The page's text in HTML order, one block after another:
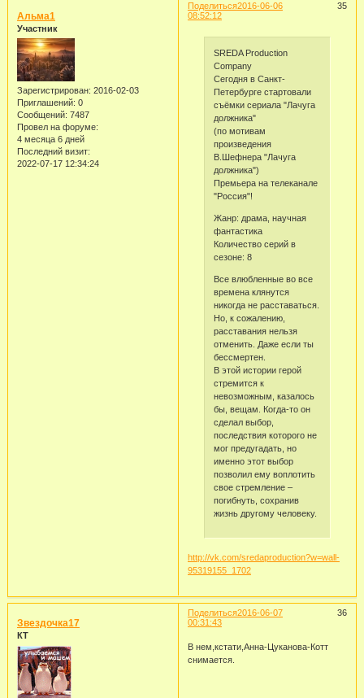
Поделиться 35
2016-06-06
08:52:12
Альма1
Участник
Зарегистрирован: 2016-02-03
Приглашений: 0
Сообщений: 7487
Провел на форуме:
4 месяца 6 дней
Последний визит:
2022-07-17 12:34:24
SREDA Production
Company
Сегодня в Санкт-
Петербурге стартовали
съёмки сериала "Лачуга
должника"
(по мотивам
произведения
В.Шефнера "Лачуга
должника")
Премьера на телеканале
"Россия"!
Жанр: драма, научная
фантастика
Количество серий в
сезоне: 8
Все влюбленные во все
времена клянутся
никогда не расставаться.
Но, к сожалению,
расставания нельзя
отменить. Даже если ты
бессмертен.
В этой истории герой
стремится к
невозможным, казалось
бы, вещам. Когда-то он
сделал выбор,
последствия которого не
мог предугадать, но
именно этот выбор
позволил ему воплотить
свое стремление –
погибнуть, сохранив
жизнь другому человеку.
http://vk.com/sredaproduction?w=wall-
95319155_1702
Поделиться 36
2016-06-07
00:31:43
Звездочка17
КТ
В нем,кстати,Анна-Цуканова-Котт
снимается.